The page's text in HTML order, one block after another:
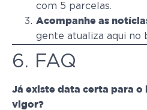
com 5 parcelas.
Acompanhe as
gente atualiza aqui no
6. FAQ
Já existe data certa para
vigor?